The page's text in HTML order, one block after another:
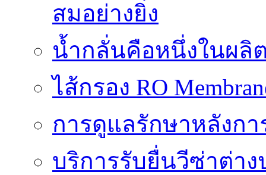
สมอย่างยิ่ง
น้ำกลั่นคือหนึ่งในผ
ไส้กรอง RO
การดูแลรักษาหลังกา
บริการรับยื่นวีซ่าต่าง